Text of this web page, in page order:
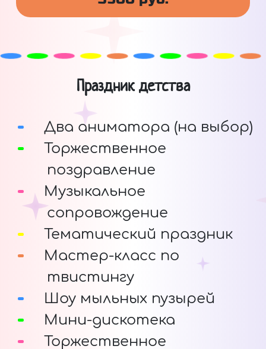
Праздник детства
Два аниматора (на выбор)
Торжественное
поздравление
Музыкальное
сопровождение
Тематический праздник
Мастер-класс по
твистингу
Шоу мыльных пузырей
Мини-дискотека
Торжественное